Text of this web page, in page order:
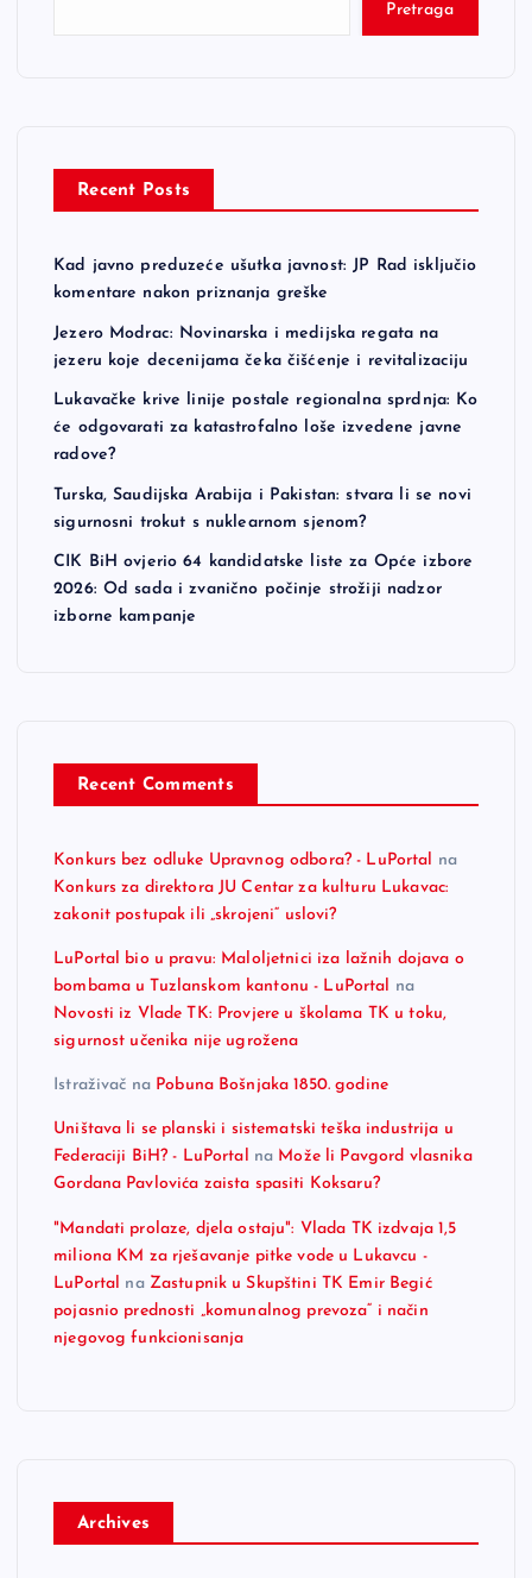
Pretraga
Recent Posts
Kad javno preduzeće ušutka javnost: JP Rad isključio
komentare nakon priznanja greške
Jezero Modrac: Novinarska i medijska regata na
jezeru koje decenijama čeka čišćenje i revitalizaciju
Lukavačke krive linije postale regionalna sprdnja: Ko
će odgovarati za katastrofalno loše izvedene javne
radove?
Turska, Saudijska Arabija i Pakistan: stvara li se novi
sigurnosni trokut s nuklearnom sjenom?
CIK BiH ovjerio 64 kandidatske liste za Opće izbore
2026: Od sada i zvanično počinje strožiji nadzor
izborne kampanje
Recent Comments
Konkurs bez odluke Upravnog odbora? - LuPortal na
Konkurs za direktora JU Centar za kulturu Lukavac:
zakonit postupak ili „skrojeni“ uslovi?
LuPortal bio u pravu: Maloljetnici iza lažnih dojava o
bombama u Tuzlanskom kantonu - LuPortal na
Novosti iz Vlade TK: Provjere u školama TK u toku,
sigurnost učenika nije ugrožena
Istraživač na Pobuna Bošnjaka 1850. godine
Uništava li se planski i sistematski teška industrija u
Federaciji BiH? - LuPortal na Može li Pavgord vlasnika
Gordana Pavlovića zaista spasiti Koksaru?
"Mandati prolaze, djela ostaju": Vlada TK izdvaja 1,5
miliona KM za rješavanje pitke vode u Lukavcu -
LuPortal na Zastupnik u Skupštini TK Emir Begić
pojasnio prednosti „komunalnog prevoza“ i način
njegovog funkcionisanja
Archives